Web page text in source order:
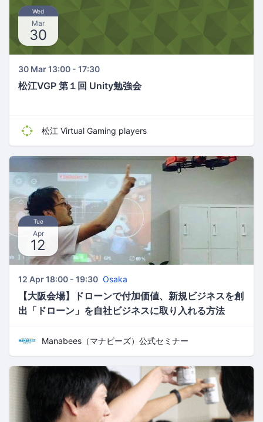
Wed
Mar
30
30 Mar 13:00 - 17:30
松江VGP 第１回 Unity勉強会
松江 Virtual Gaming players
Tue
Apr
12
12 Apr 18:00 - 19:30 Osaka
【大阪会場】ドローンで付加価値、新規ビジネスを創
出「ドローン」を自社ビジネスに取り入れる方法
Manabees（マナビーズ）公式セミナー